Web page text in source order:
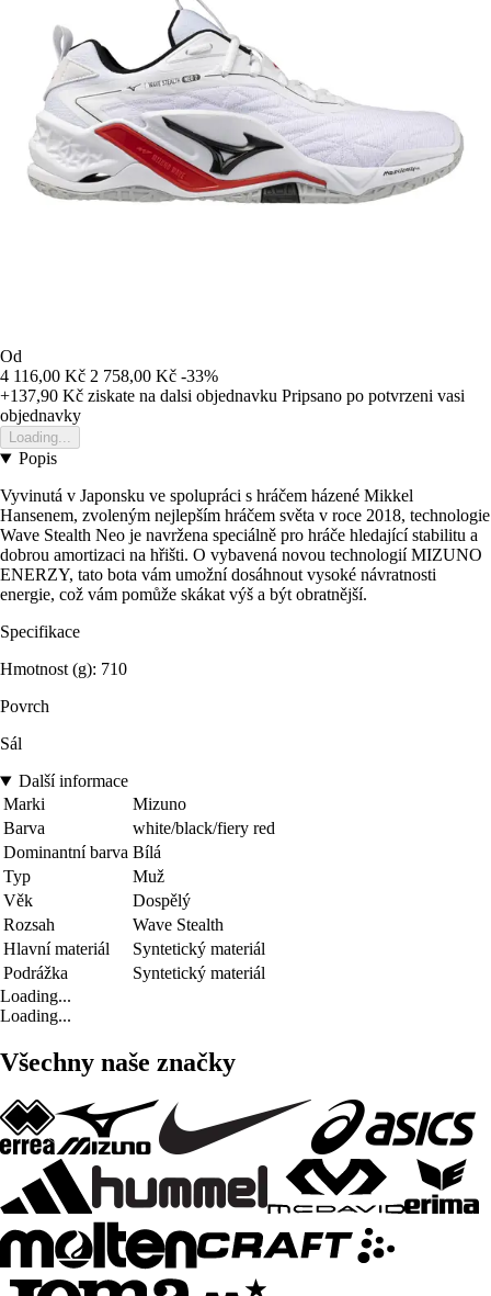
Od
4 116,00 Kč 2 758,00 Kč -33%
+137,90 Kč ziskate na dalsi objednavku Pripsano po potvrzeni vasi
objednavky
Loading...
Popis
Vyvinutá v Japonsku ve spolupráci s hráčem házené Mikkel
Hansenem, zvoleným nejlepším hráčem světa v roce 2018, technologie
Wave Stealth Neo je navržena speciálně pro hráče hledající stabilitu a
dobrou amortizaci na hřišti. O vybavená novou technologií MIZUNO
ENERZY, tato bota vám umožní dosáhnout vysoké návratnosti
energie, což vám pomůže skákat výš a být obratnější.
Specifikace
Hmotnost (g): 710
Povrch
Sál
Další informace
Marki
Mizuno
Barva
white/black/fiery red
Dominantní barva Bílá
Typ
Muž
Věk
Dospělý
Rozsah
Wave Stealth
Hlavní materiál
Syntetický materiál
Podrážka
Syntetický materiál
Loading...
Loading...
Všechny naše značky